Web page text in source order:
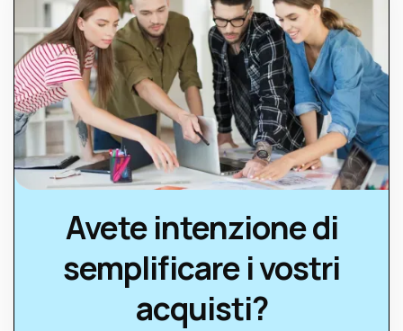
Avete intenzione di
semplificare i vostri
acquisti?